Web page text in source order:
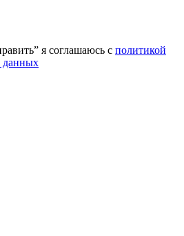
я соглашаюсь с политикой
данных